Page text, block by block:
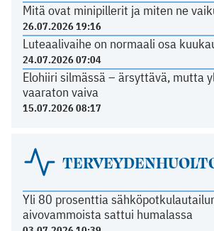
Mitä ovat minipillerit ja miten ne
26.07.2026 19:16
Luteaalivaihe on normaali osa
24.07.2026 07:04
Elohiiri silmässä – ärsyttävä, mutta
vaaraton vaiva
15.07.2026 08:17
Yli 80 prosenttia
aivovammoista sattui humalassa